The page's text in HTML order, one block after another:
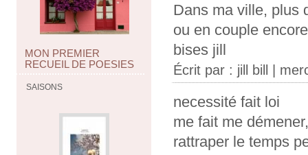
MON PREMIER
RECUEIL DE POESIES
SAISONS
Dans ma ville, plus
ou en couple
bises jill
Écrit par : jill bill |
necessité fait loi
me fait me démener,
rattraper le temps